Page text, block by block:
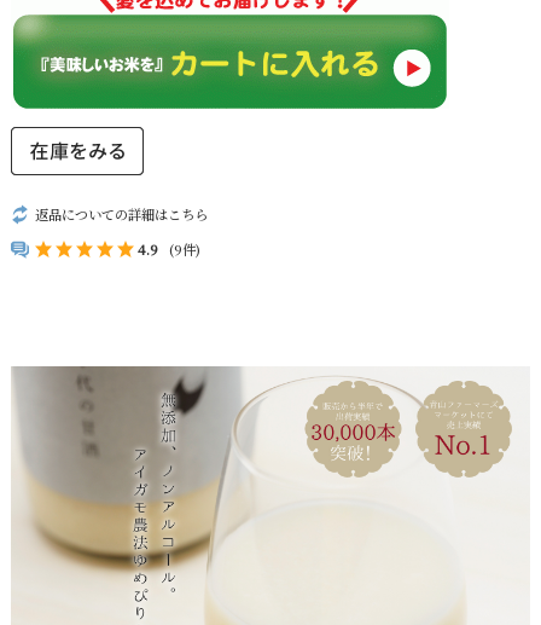
返品についての詳細はこちら
4.9 (9件)